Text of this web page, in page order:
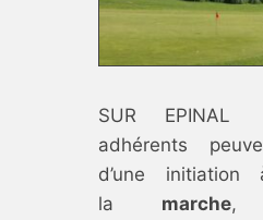
SUR
adhérents
d’une initiation
la marche,